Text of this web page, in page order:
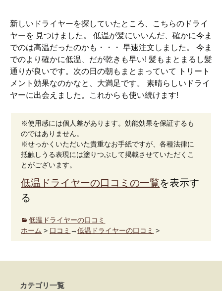
新しいドライヤーを探していたところ、こちらのドライ
ヤーを 見つけました。 低温が髪にいいんだ、確かに今ま
でのは高温だったのかも・・・ 早速注文しました。 今ま
でのより確かに低温、だが乾きも早い! 髪もまとまるし髪
通りが良いです。次の日の朝もまとまっていて トリート
メント効果なのかなと、大満足です。 素晴らしいドライ
ヤーに出会えました。これからも使い続けます!
※使用感には個人差があります。効能効果を保証するも
のではありません。
※せっかくいただいた貴重なお手紙ですが、各種法律に
抵触しうる表現には塗りつぶして掲載させていただくこ
とがございます。
低温ドライヤーの口コミの一覧を表示す
る
低温ドライヤーの口コミ
ホーム > 口コミ →低温ドライヤーの口コミ >
カテゴリ一覧